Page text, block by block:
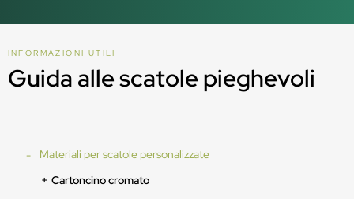
INFORMAZIONI UTILI
Guida alle scatole pieghevoli
Materiali per scatole personalizzate
Cartoncino cromato